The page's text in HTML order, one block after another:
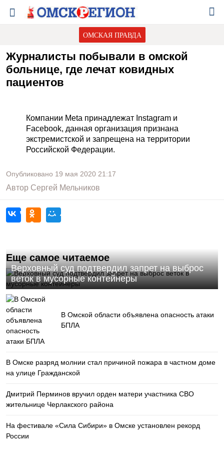
ОМСКАЯ ПРАВДА
Журналисты побывали в омской
больнице, где лечат ковидных
пациентов
Компании Meta принадлежат Instagram и
Facebook, данная организация признана
экстремистской и запрещена на территории
Российской Федерации.
Опубликовано 19 мая 2020 21:17
Автор Сергей Мельников
Еще самое читаемое
Верховный суд подтвердил запрет на выброс
веток в мусорные контейнеры
В Омской области объявлена опасность атаки
БПЛА
В Омске разряд молнии стал причиной пожара в частном доме
на улице Гражданской
Дмитрий Перминов вручил орден матери участника СВО
жительнице Черлакского района
На фестивале «Сила Сибири» в Омске установлен рекорд
России